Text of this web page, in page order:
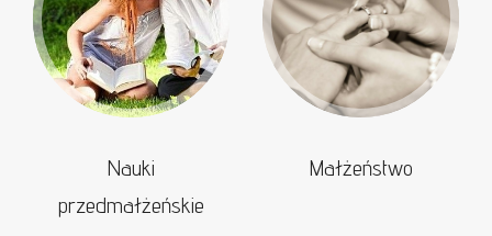
Nauki
przedmałżeńskie
Małżeństwo